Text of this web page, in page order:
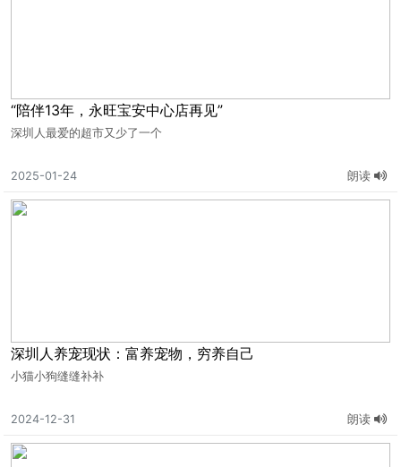
“陪伴13年，永旺宝安中心店再见”
深圳人最爱的超市又少了一个
2025-01-24 朗读
深圳人养宠现状：富养宠物，穷养自己
小猫小狗缝缝补补
2024-12-31 朗读